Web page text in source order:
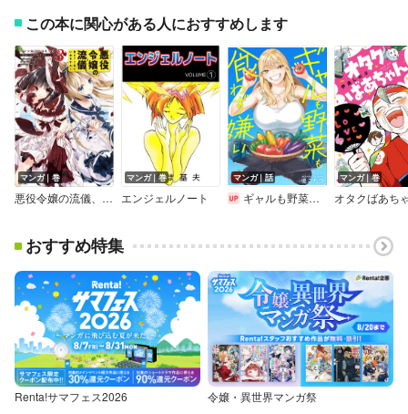
この本に関心がある人におすすめします
マンガ｜巻
悪役令嬢の流儀、教えてご覧にいれますわ！ アンソロジーコミック 3
マンガ｜巻
エンジェルノート
マンガ｜話
ギャルも野菜も食わず嫌い
マンガ｜巻
オタクばあち
おすすめ特集
Renta!サマフェス2026 令嬢・異世界マンガ祭